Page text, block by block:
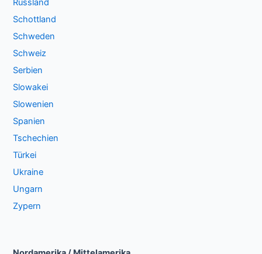
Russland
Schottland
Schweden
Schweiz
Serbien
Slowakei
Slowenien
Spanien
Tschechien
Türkei
Ukraine
Ungarn
Zypern